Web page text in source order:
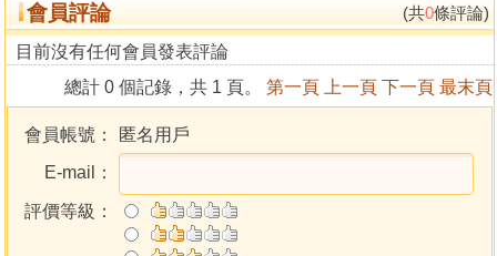
會員評論 (共0條評論)
目前沒有任何會員發表評論
總計 0 個記錄，共 1 頁。 第一頁 上一頁 下一頁 最末頁
會員帳號：
匿名用戶
E-mail：
評價等級：